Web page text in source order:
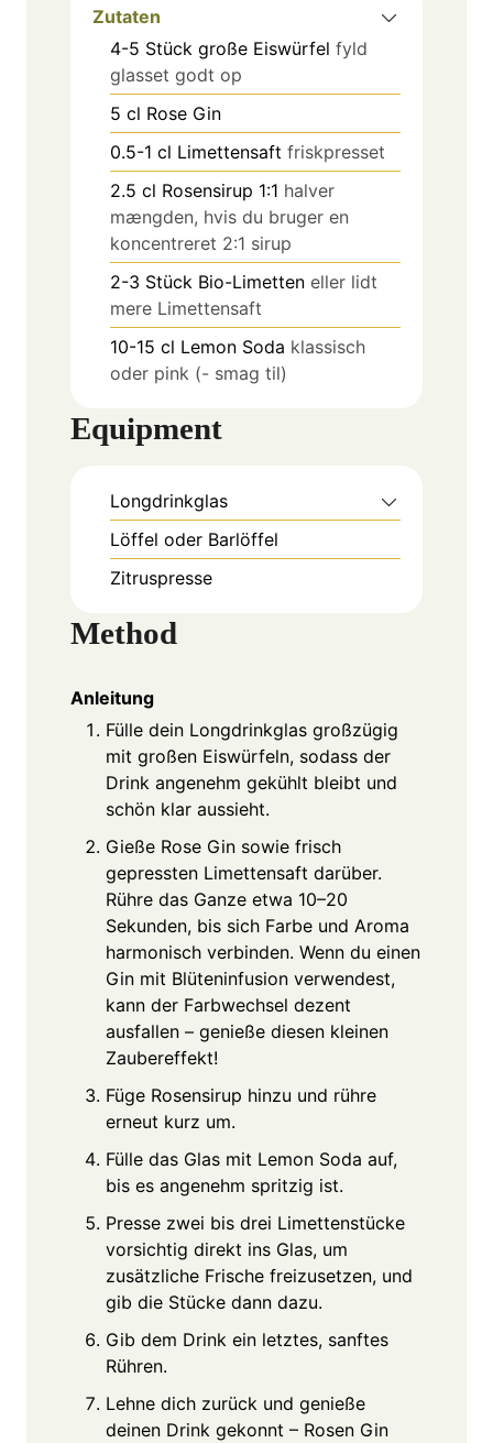
Zutaten
4-5 Stück große Eiswürfel fyld
glasset godt op
5 cl Rose Gin
0.5-1 cl Limettensaft friskpresset
2.5 cl Rosensirup 1:1 halver
mængden, hvis du bruger en
koncentreret 2:1 sirup
2-3 Stück Bio-Limetten eller lidt
mere Limettensaft
10-15 cl Lemon Soda klassisch
oder pink (- smag til)
Equipment
Longdrinkglas
Löffel oder Barlöffel
Zitruspresse
Method
Anleitung
Fülle dein Longdrinkglas großzügig
mit großen Eiswürfeln, sodass der
Drink angenehm gekühlt bleibt und
schön klar aussieht.
Gieße Rose Gin sowie frisch
gepressten Limettensaft darüber.
Rühre das Ganze etwa 10–20
Sekunden, bis sich Farbe und Aroma
harmonisch verbinden. Wenn du einen
Gin mit Blüteninfusion verwendest,
kann der Farbwechsel dezent
ausfallen – genieße diesen kleinen
Zaubereffekt!
Füge Rosensirup hinzu und rühre
erneut kurz um.
Fülle das Glas mit Lemon Soda auf,
bis es angenehm spritzig ist.
Presse zwei bis drei Limettenstücke
vorsichtig direkt ins Glas, um
zusätzliche Frische freizusetzen, und
gib die Stücke dann dazu.
Gib dem Drink ein letztes, sanftes
Rühren.
Lehne dich zurück und genieße
deinen Drink gekonnt – Rosen Gin